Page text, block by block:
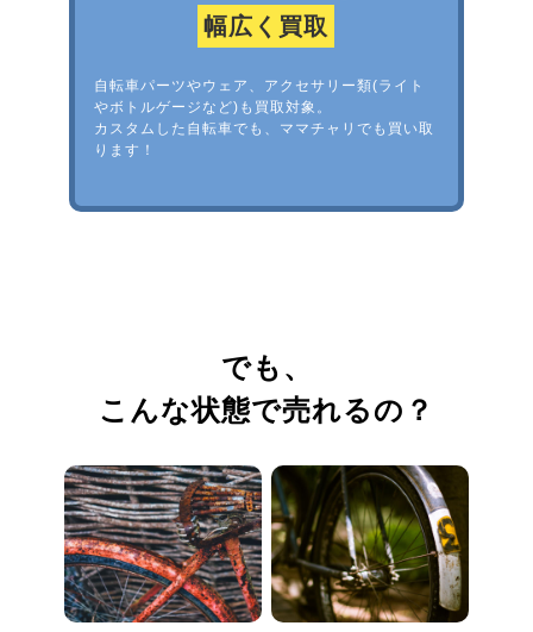
幅広く買取
自転車パーツやウェア、アクセサリー類(ライト
やボトルゲージなど)も買取対象。
カスタムした自転車でも、ママチャリでも買い取
ります！
でも、
こんな状態で売れるの？